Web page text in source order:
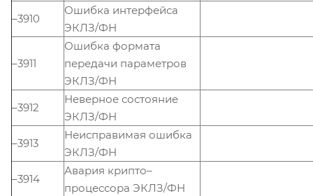
–3910
Ошибка интерфейса
ЭКЛЗ/ФН
–3911
Ошибка формата
передачи параметров
ЭКЛЗ/ФН
–3912
Неверное состояние
ЭКЛЗ/ФН
–3913
Неисправимая ошибка
ЭКЛЗ/ФН
–3914
Авария крипто–
процессора ЭКЛЗ/ФН